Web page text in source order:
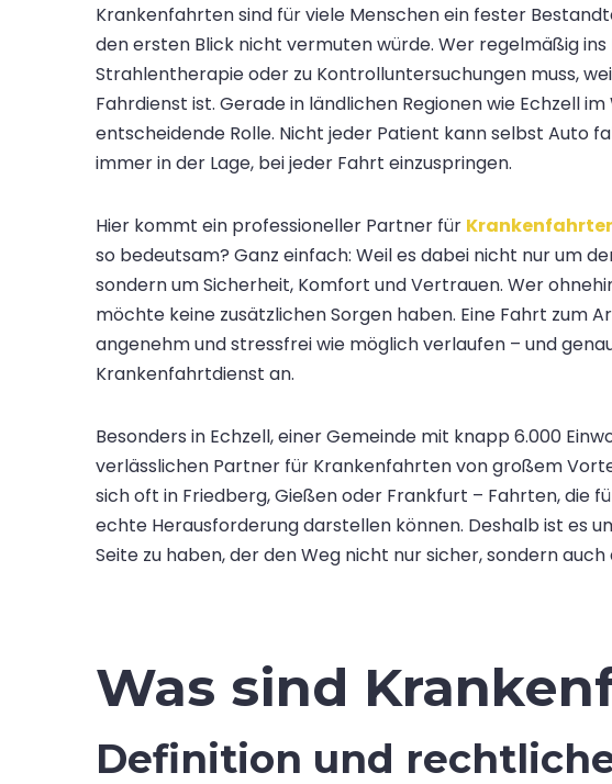
Krankenfahrten sind für viele Menschen ein fester
den ersten Blick nicht vermuten würde. Wer regelmäßig ins
Strahlentherapie oder zu Kontrolluntersuchungen muss,
Fahrdienst ist. Gerade in ländlichen Regionen wie Echzell
entscheidende Rolle. Nicht jeder Patient kann selbst Auto
immer in der Lage, bei jeder Fahrt einzuspringen.
Hier kommt ein professioneller Partner für
so bedeutsam? Ganz einfach: Weil es dabei nicht nur um
sondern um Sicherheit, Komfort und Vertrauen. Wer
möchte keine zusätzlichen Sorgen haben. Eine Fahrt zum
angenehm und stressfrei wie möglich verlaufen – und
Krankenfahrtdienst an.
Besonders in Echzell, einer Gemeinde mit knapp 6.000
verlässlichen Partner für Krankenfahrten von großem
sich oft in Friedberg, Gießen oder Frankfurt – Fahrten, die
echte Herausforderung darstellen können. Deshalb ist es
Seite zu haben, der den Weg nicht nur sicher, sondern
Was sind
Definition und